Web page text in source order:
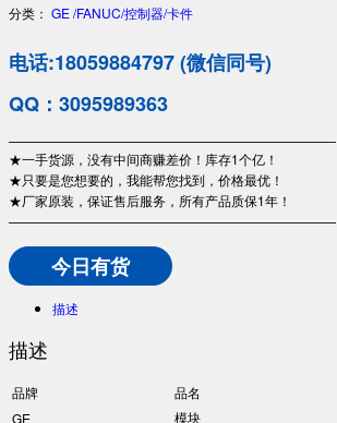
分类： GE /FANUC/控制器/卡件
电话:18059884797 (微信同号)
QQ：3095989363
—————————————————————————
★一手货源，没有中间商赚差价！库存1个亿！
★只要是您想要的，我能帮您找到，价格最优！
★厂家原装，保证售后服务，所有产品质保1年！
—————————————————————————
今日有货
描述
描述
品牌 品名
GE
模块